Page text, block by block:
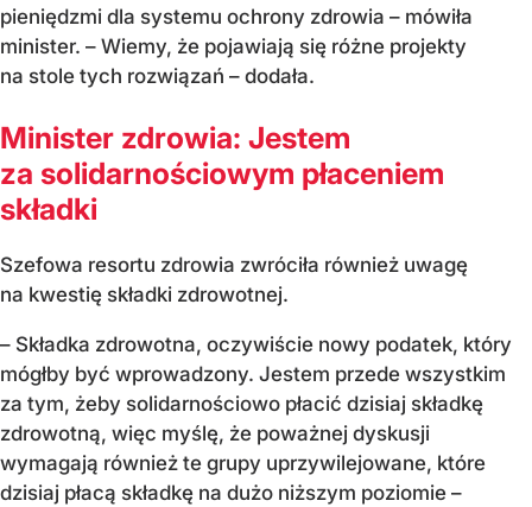
pieniędzmi dla systemu ochrony zdrowia – mówiła
minister. – Wiemy, że pojawiają się różne projekty
na stole tych rozwiązań – dodała.
Minister zdrowia: Jestem
za solidarnościowym płaceniem
składki
Szefowa resortu zdrowia zwróciła również uwagę
na kwestię składki zdrowotnej.
– Składka zdrowotna, oczywiście nowy podatek, który
mógłby być wprowadzony. Jestem przede wszystkim
za tym, żeby solidarnościowo płacić dzisiaj składkę
zdrowotną, więc myślę, że poważnej dyskusji
wymagają również te grupy uprzywilejowane, które
dzisiaj płacą składkę na dużo niższym poziomie –